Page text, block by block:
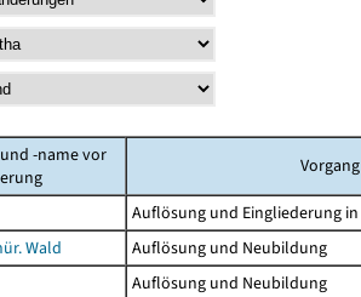
-name vor
Vorgang
Auflösung und Eingliederung in
Wald Auflösung und Neubildung
Auflösung und Neubildung